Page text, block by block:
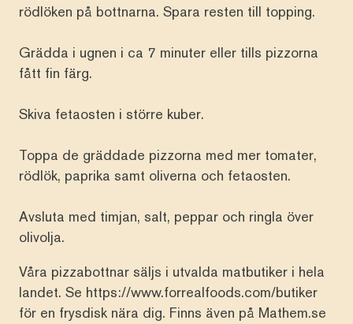
rödlöken på bottnarna. Spara resten till topping.
Grädda i ugnen i ca 7 minuter eller tills pizzorna
fått fin färg.
Skiva fetaosten i större kuber.
Toppa de gräddade pizzorna med mer tomater,
rödlök, paprika samt oliverna och fetaosten.
Avsluta med timjan, salt, peppar och ringla över
olivolja.
Våra pizzabottnar säljs i utvalda matbutiker i hela
landet. Se https://www.forrealfoods.com/butiker
för en frysdisk nära dig. Finns även på Mathem.se